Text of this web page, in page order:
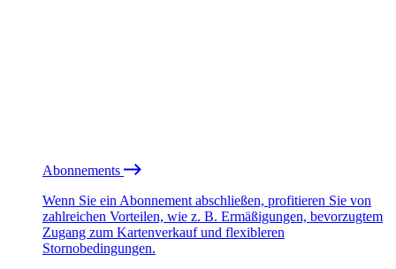
Abonnements
Wenn Sie ein Abonnement abschließen, profitieren Sie von
zahlreichen Vorteilen, wie z. B. Ermäßigungen, bevorzugtem
Zugang zum Kartenverkauf und flexibleren
Stornobedingungen.